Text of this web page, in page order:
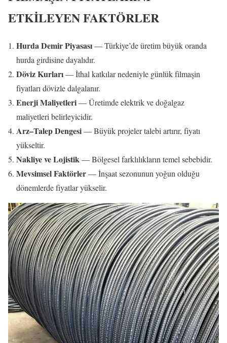
ETKİLEYEN FAKTÖRLER
Hurda Demir Piyasası— Türkiye’de üretim büyük oranda
hurda girdisine dayalıdır.
Döviz Kurları— İthal katkılar nedeniyle günlük filmaşin
fiyatları dövizle dalgalanır.
Enerji Maliyetleri— Üretimde elektrik ve doğalgaz
maliyetleri belirleyicidir.
Arz–Talep Dengesi— Büyük projeler talebi artırır, fiyatı
yükseltir.
Nakliye ve Lojistik— Bölgesel farklılıkların temel sebebidir.
Mevsimsel Faktörler— İnşaat sezonunun yoğun olduğu
dönemlerde fiyatlar yükselir.